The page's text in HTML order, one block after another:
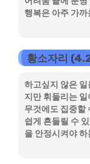
행복은 아주 가
황소자리
하고싶지 않은
지만 휘둘리는
무것에도 집중할
쉽게 흔들릴 수
을 안정시켜야